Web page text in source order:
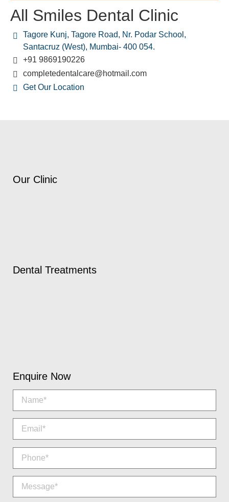
All Smiles Dental Clinic
Tagore Kunj, Tagore Road, Nr. Podar School,
Santacruz (West), Mumbai- 400 054.
+91 9869190226
completedentalcare@hotmail.com
Get Our Location
Our Clinic
Dental Treatments
Enquire Now